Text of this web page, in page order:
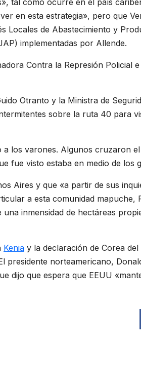
tal como ocurre en el país
en esta estrategia», pero que
Locales de Abastecimiento y
implementadas por Allende.
Contra la Represión Policial e
Otranto y la Ministra de
sobre la ruta 40 para
a los varones. Algunos cruzaron
fue visto estaba en medio de los
Aires y que «a partir de sus
a esta comunidad mapuche,
inmensidad de hectáreas
Kenia y la declaración de Corea
presidente norteamericano,
dijo que espera que EEUU